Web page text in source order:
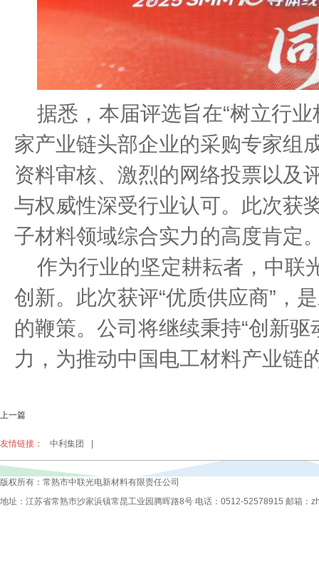
据悉，本届评选旨在“树立行业
家产业链头部企业的采购专家组
资料审核、激烈的网络投票以及
与权威性深受行业认可。此次获
子材料领域综合实力的高度肯定
作为行业的坚定耕耘者，中联
创新。此次获评“优质供应商” ，
的鞭策。公司将继续秉持“创新驱
力，为推动中国电工材料产业链
上一篇
友情链接： 中利集团
版权所有：常熟市中联光电新材料有限责任公司
地址：江苏省常熟市沙家浜镇常昆工业园腾晖路8号 电话：0512-52578915 邮箱：